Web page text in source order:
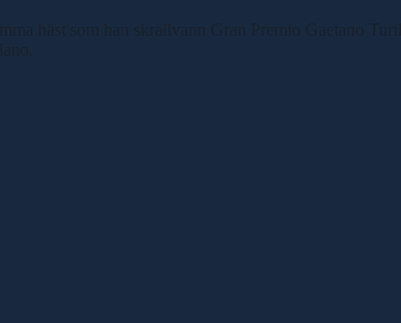
häst som han skrällvann Gran Premio Gaetano